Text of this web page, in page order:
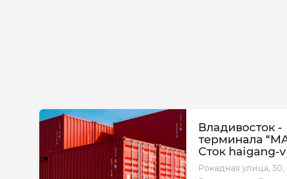
Владивосток -
терминала
Сток haigang-
Рокадная улица, 30,